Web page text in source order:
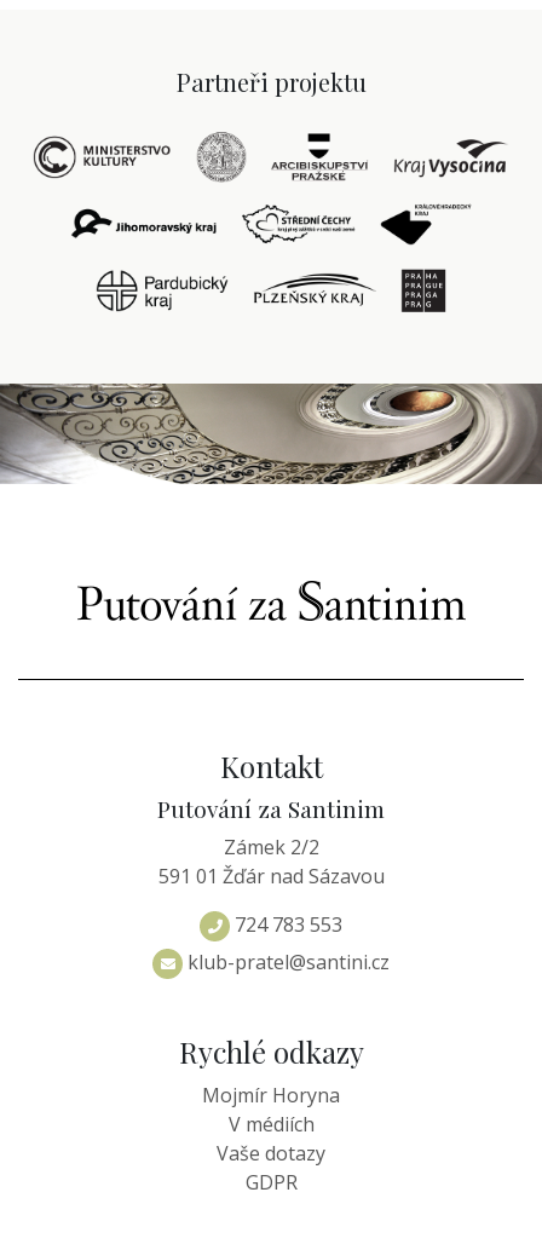
Partneři projektu
Kontakt
Putování za Santinim
Zámek 2/2
591 01 Žďár nad Sázavou
724 783 553
klub-pratel@santini.cz
Rychlé odkazy
Mojmír Horyna
V médiích
Vaše dotazy
GDPR